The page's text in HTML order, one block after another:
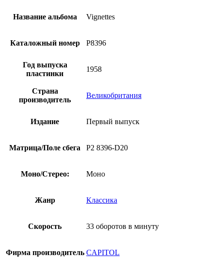
Название альбома Vignettes
Каталожный номер P8396
Год выпуска
пластинки
1958
Страна
производитель
Великобритания
Издание Первый выпуск
Матрица/Поле сбега P2 8396-D20
Моно/Стерео: Моно
Жанр Классика
Скорость 33 оборотов в минуту
Фирма производитель CAPITOL